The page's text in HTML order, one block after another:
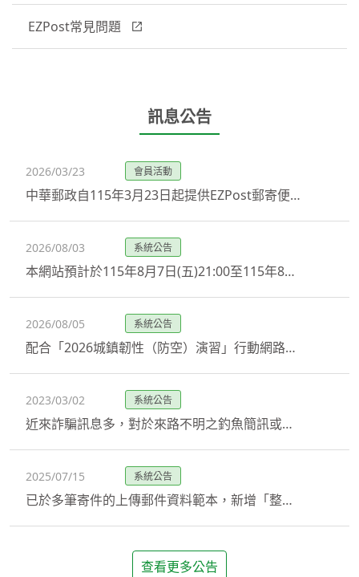
EZPost常見問題
訊息公告
2026/03/23 會員活動
中華郵政自115年3月23日起提供EZPost郵寄便會員升級郵政會員服務
2026/08/03 系統公告
本網站預計於115年8月7日(五)21:00至115年8月8日(六)00:00 暫停提供郵政會員註冊、升級、忘記密碼及變更手機號碼功能
2026/08/05 系統公告
配合「2026城鎮韌性（防空）演習」行動網路降速演練，EZPost相關業務因應說明。
2023/03/02 系統公告
近來詐騙訊息多，對於來路不明之釣魚簡訊或電子郵件，請慎防並提高警覺，勿輕易點選連結登入，以免個人資料遭竊取。
2025/07/15 系統公告
已於多筆寄件的上傳郵件資料範本，新增「整段地址」格式，歡迎多加利用!
查看更多公告